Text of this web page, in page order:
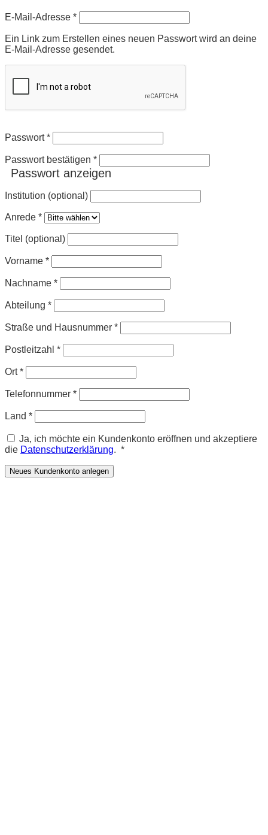
E-Mail-Adresse *Erforderlich
Ein Link zum Erstellen eines neuen Passwort wird an deine
E-Mail-Adresse gesendet.
Passwort*
Passwort bestätigen *
Passwort anzeigen
Institution (optional)
Anrede *
Titel (optional)
Vorname *
Nachname *
Abteilung *
Straße und Hausnummer *
Postleitzahl *
Ort*
Telefonnummer *
Land *
Ja, ich möchte ein Kundenkonto eröffnen und akzeptiere
die Datenschutzerklärung. *Erforderlich
Neues Kundenkonto anlegen